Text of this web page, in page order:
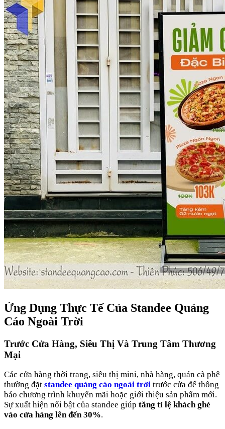
Ứng Dụng Thực Tế Của Standee Quảng
Cáo Ngoài Trời
Trước Cửa Hàng, Siêu Thị Và Trung Tâm Thương
Mại
Các cửa hàng thời trang, siêu thị mini, nhà hàng, quán cà phê
thường đặt standee quảng cáo ngoài trời trước cửa để thông
báo chương trình khuyến mãi hoặc giới thiệu sản phẩm mới.
Sự xuất hiện nổi bật của standee giúp tăng tỉ lệ khách ghé
vào cửa hàng lên đến 30%.